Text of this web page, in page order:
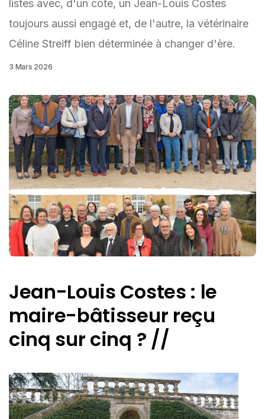
listes avec, d'un côté, un Jean-Louis Costes
toujours aussi engagé et, de l'autre, la vétérinaire
Céline Streiff bien déterminée à changer d'ère.
3 Mars 2026
Jean-Louis Costes : le
maire-bâtisseur reçu
cinq sur cinq ? //